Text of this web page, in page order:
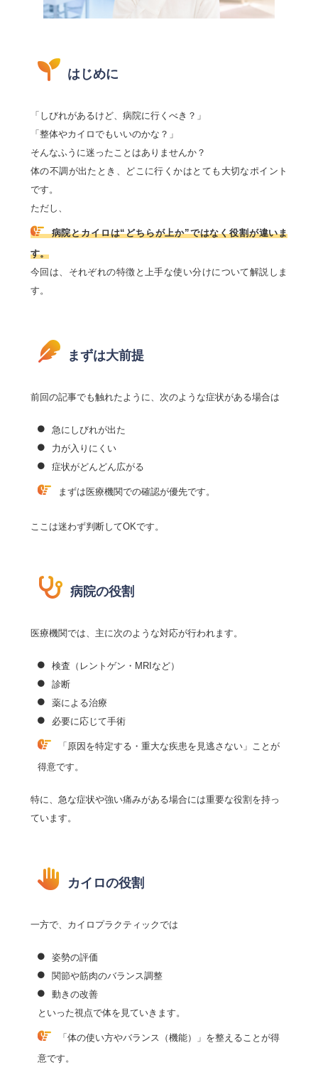
はじめに
「しびれがあるけど、病院に行くべき？」
「整体やカイロでもいいのかな？」
そんなふうに迷ったことはありませんか？
体の不調が出たとき、どこに行くかはとても大切なポイント
です。
ただし、
病院とカイロは“どちらが上か”ではなく役割が違いま
す。
今回は、それぞれの特徴と上手な使い分けについて解説しま
す。
まずは大前提
前回の記事でも触れたように、次のような症状がある場合は
急にしびれが出た
力が入りにくい
症状がどんどん広がる
まずは医療機関での確認が優先です。
ここは迷わず判断してOKです。
病院の役割
医療機関では、主に次のような対応が行われます。
検査（レントゲン・MRIなど）
診断
薬による治療
必要に応じて手術
「原因を特定する・重大な疾患を見逃さない」ことが
得意です。
特に、急な症状や強い痛みがある場合には重要な役割を持っ
ています。
カイロの役割
一方で、カイロプラクティックでは
姿勢の評価
関節や筋肉のバランス調整
動きの改善
といった視点で体を見ていきます。
「体の使い方やバランス（機能）」を整えることが得
意です。